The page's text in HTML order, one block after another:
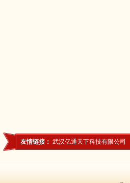
友情链接： 武汉亿通天下科技有限公司